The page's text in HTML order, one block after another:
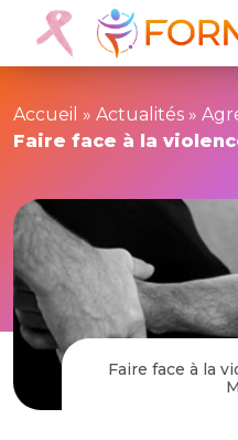
Accueil » Actualités »
Faire face à la
Faire face à la